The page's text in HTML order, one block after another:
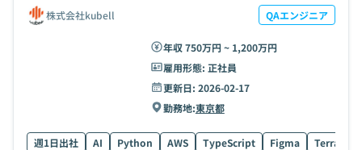
株式会社kubell QAエンジニア
年収 750万円 ~ 1,200万円
雇用形態: 正社員
更新日: 2026-02-17
勤務地:東京都
週1日出社 AI Python AWS TypeScript Figma Terraform